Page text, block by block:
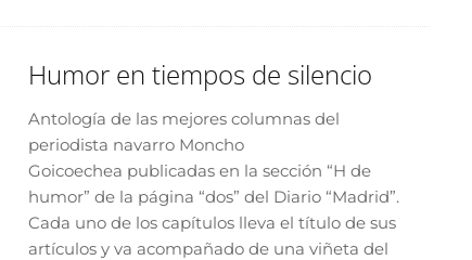
Humor en tiempos de silencio
Antología de las mejores columnas del
periodista navarro Moncho
Goicoechea publicadas en la sección “H de
humor” de la página “dos” del Diario “Madrid”.
Cada uno de los capítulos lleva el título de sus
artículos y va acompañado de una viñeta del